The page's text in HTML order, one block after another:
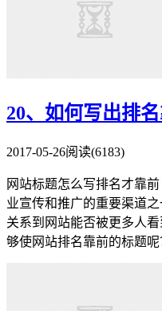
20、如何写出排
2017-05-26阅读(6183)
网站标题怎么写排名才靠
业宣传和推广的重要渠道
关系到网站能否被更多人
够使网站排名靠前的标题呢